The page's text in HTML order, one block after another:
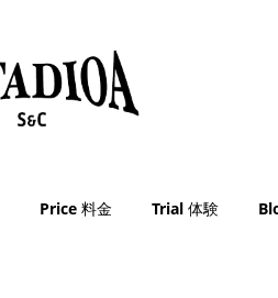
Price 料金 Trial 体験